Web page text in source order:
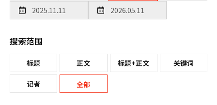
搜索范围
标题 正文 标题+正文 关键词
记者 全部